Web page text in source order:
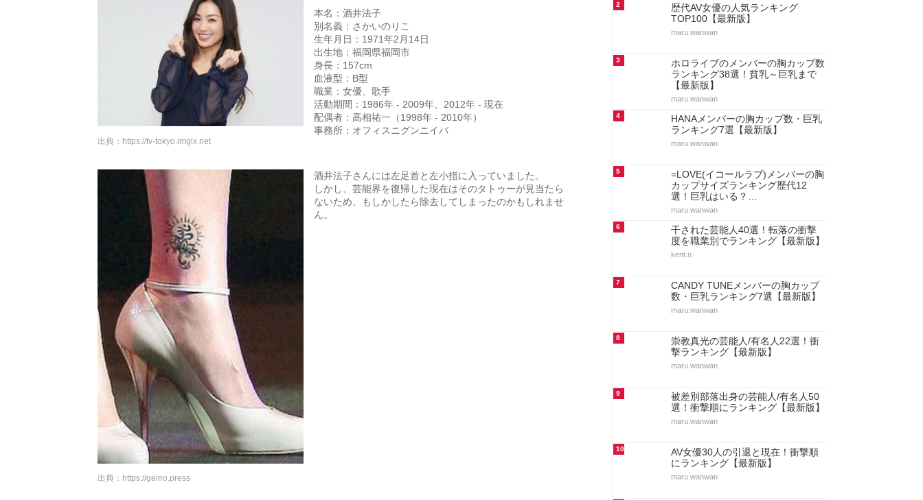
本名：酒井法子
別名義：さかいのりこ
生年月日：1971年2月14日
出生地：福岡県福岡市
身長：157cm
血液型：B型
職業：女優、歌手
活動期間：1986年 - 2009年、2012年 - 現在
配偶者：高相祐一（1998年 - 2010年）
事務所：オフィスニグンニイバ
出典： https://tv-tokyo.imgix.net
酒井法子さんには左足首と左小指に入っていました。
しかし、芸能界を復帰した現在はそのタトゥーが見当たら
ないため、もしかしたら除去してしまったのかもしれませ
ん。
出典： https://geino.press
2
歴代AV女優の人気ランキング
TOP100【最新版】
maru.wanwan
3
ホロライブのメンバーの胸カップ数
ランキング38選！貧乳～巨乳まで
【最新版】
maru.wanwan
4
HANAメンバーの胸カップ数・巨乳
ランキング7選【最新版】
maru.wanwan
5
=LOVE(イコールラブ)メンバーの胸
カップサイズランキング歴代12
選！巨乳はいる？…
maru.wanwan
6
干された芸能人40選！転落の衝撃
度を職業別でランキング【最新版】
kent.n
7
CANDY TUNEメンバーの胸カップ
数・巨乳ランキング7選【最新版】
maru.wanwan
8
崇教真光の芸能人/有名人22選！衝
撃ランキング【最新版】
maru.wanwan
9
被差別部落出身の芸能人/有名人50
選！衝撃順にランキング【最新版】
maru.wanwan
10
AV女優30人の引退と現在！衝撃順
にランキング【最新版】
maru.wanwan